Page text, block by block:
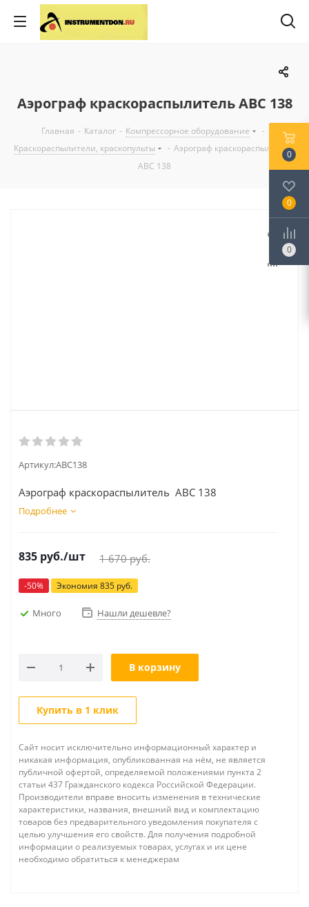
Аэрограф краскораспылитель АВС 138
Главная - Каталог - Компрессорное оборудование
-
Краскораспылители, краскопульты
- Аэрограф краскораспылитель
АВС 138
Артикул:АВС138
Аэрограф краскораспылитель АВС 138
Подробнее
835 руб./шт 1 670руб.
-50% Экономия 835 руб.
Много Нашли дешевле?
В корзину
Купить в 1 клик
Сайт носит исключительно информационный характер и
никакая информация, опубликованная на нём, не является
публичной офертой, определяемой положениями пункта 2
статьи 437 Гражданского кодекса Российской Федерации.
Производители вправе вносить изменения в технические
характеристики, названия, внешний вид и комплектацию
товаров без предварительного уведомления покупателя с
целью улучшения его свойств. Для получения подробной
информации о реализуемых товарах, услугах и их цене
необходимо обратиться к менеджерам
0
0
0